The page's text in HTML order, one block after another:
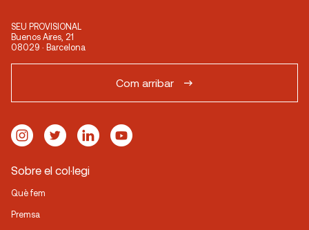
SEU PROVISIONAL
Buenos Aires, 21
08029 · Barcelona
Com arribar
Sobre el col·legi
Què fem
Premsa